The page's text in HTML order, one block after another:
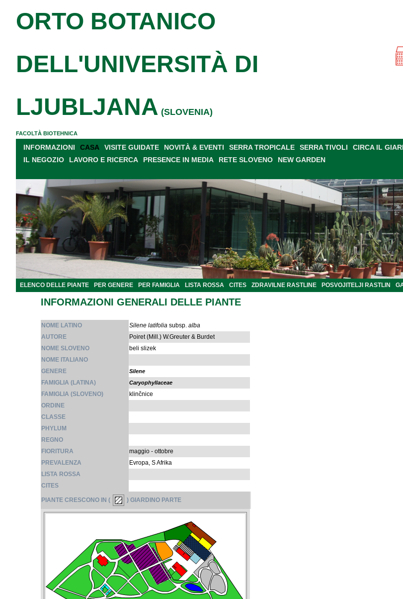
ORTO BOTANICO
DELL'UNIVERSITÀ DI
LJUBLJANA (SLOVENIA)
FACOLTÀ BIOTEHNICA
INFORMAZIONI CASA VISITE GUIDATE NOVITÀ & EVENTI SERRA TROPICALE SERRA TIVOLI CIRCA IL
IL NEGOZIO
LAVORO E RICERCA PRESENCE IN MEDIA RETE SLOVENO NEW GARDEN
ELENCO DELLE PIANTE PER GENERE PER FAMIGLIA LISTA ROSSA CITES ZDRAVILNE RASTLINE POSVOJITELJI RASTLIN
INFORMAZIONI GENERALI DELLE PIANTE
NOME LATINO Silene latifolia subsp. alba
AUTORE
Poiret (Mill.) W.Greuter & Burdet
NOME SLOVENO
beli slizek
NOME ITALIANO
GENERE
Silene
FAMIGLIA (LATINA) Caryophyllaceae
FAMIGLIA (SLOVENO)
klinčnice
ORDINE
CLASSE
PHYLUM
REGNO
FIORITURA
maggio - ottobre
PREVALENZA
Evropa, S Afrika
LISTA ROSSA
CITES
PIANTE CRESCONO IN ( ) GIARDINO PARTE